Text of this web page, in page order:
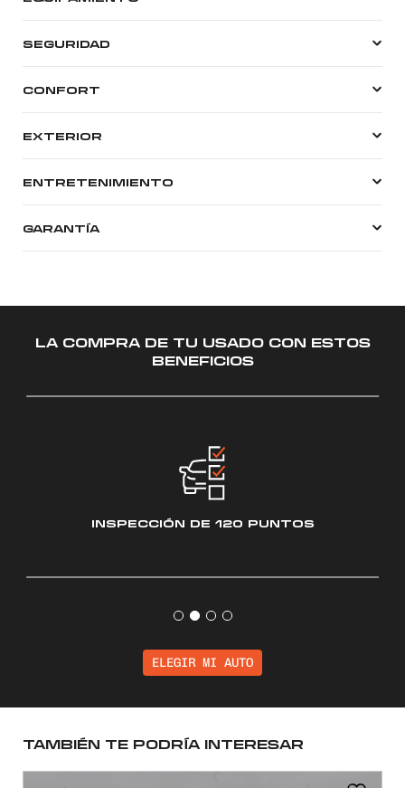
SEGURIDAD
CONFORT
EXTERIOR
ENTRETENIMIENTO
GARANTÍA
LA COMPRA DE TU USADO CON ESTOS
BENEFICIOS
INSPECCIÓN DE 120 PUNTOS
ELEGIR MI AUTO
TAMBIÉN TE PODRÍA INTERESAR